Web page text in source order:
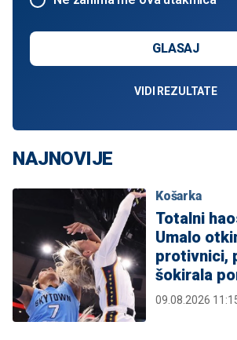
GLASAJ
VIDI REZULTATE
NAJNOVIJE
Košarka
Totalni
Umalo
protivnici,
šokirala
09.08.2026